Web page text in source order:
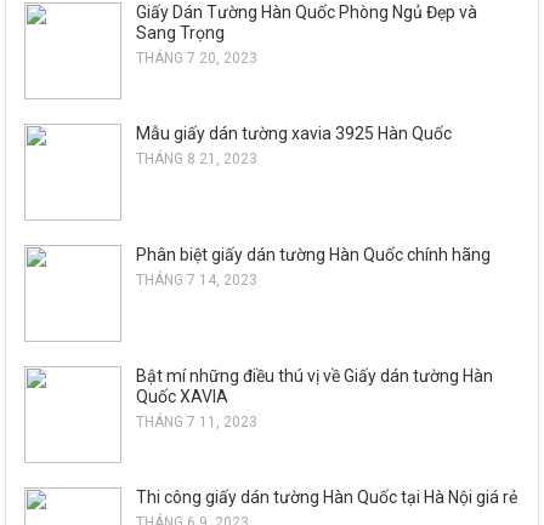
Giấy Dán Tường Hàn Quốc Phòng Ngủ Đẹp và
Sang Trọng
THÁNG 7 20, 2023
Mẫu giấy dán tường xavia 3925 Hàn Quốc
THÁNG 8 21, 2023
Phân biệt giấy dán tường Hàn Quốc chính hãng
THÁNG 7 14, 2023
Bật mí những điều thú vị về Giấy dán tường Hàn
Quốc XAVIA
THÁNG 7 11, 2023
Thi công giấy dán tường Hàn Quốc tại Hà Nội giá rẻ